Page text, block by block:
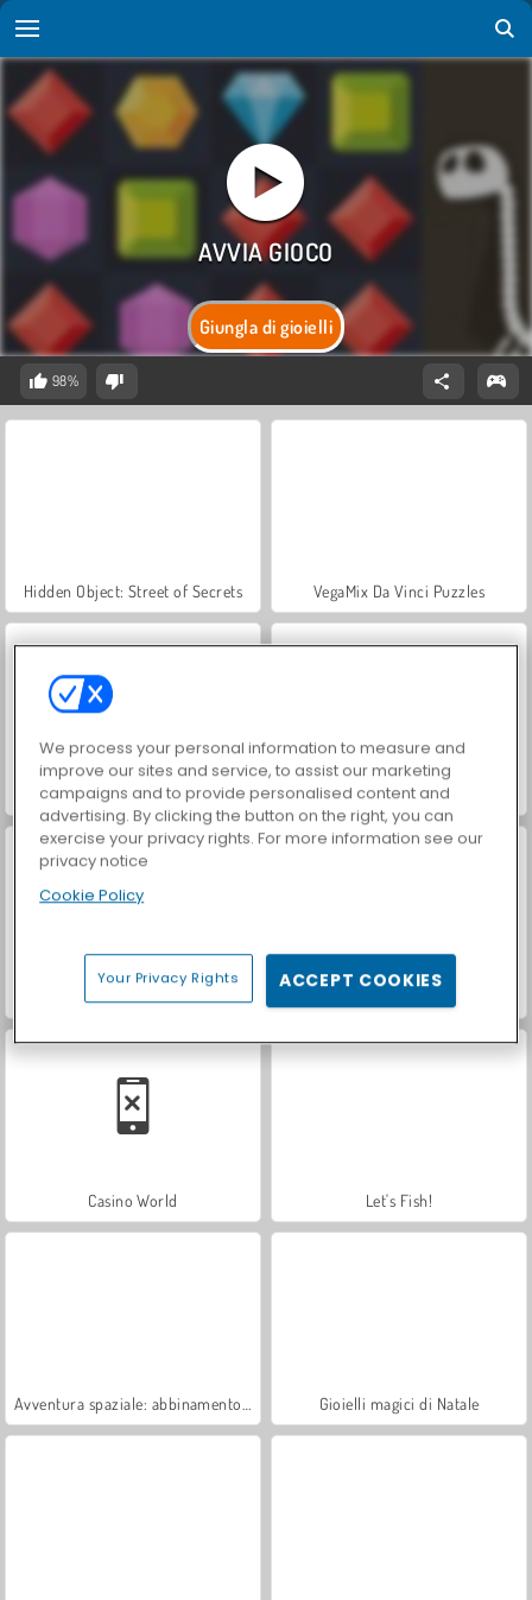
Giungla di gioielli
98%
Hidden Object: Street of Secrets VegaMix Da Vinci Puzzles
ASMR Makeover & Makeup Studio World War 2 Shooter
Farm Merge Valley
Casino World Let's Fish!
Gioielli magici di Natale
We process your personal information to measure and
improve our sites and service, to assist our marketing
campaigns and to provide personalised content and
advertising. By clicking the button on the right, you can
exercise your privacy rights. For more information see our
privacy notice
Cookie Policy
Your Privacy Rights ACCEPT COOKIES